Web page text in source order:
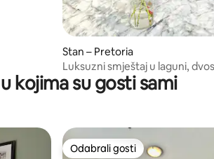
Stan – Pretoria
Luksuzni smještaj u laguni,
stan u The Blydeu.
kojima su gosti sami
„Odabrali gosti”
Odabrali gosti
Odabrali gosti